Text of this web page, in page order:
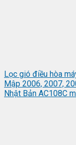
Lọc gió điều hòa
Mập 2006, 2007,
Nhật Bản AC108C